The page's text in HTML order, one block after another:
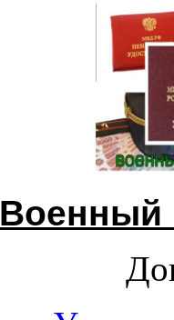
Военный